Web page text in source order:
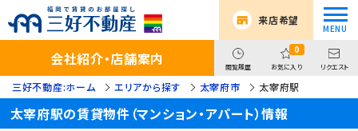
来店希望
会社紹介・店舗案内 閲覧履歴
0
お気に入り リクエスト
三好不動産:ホーム エリアから探す 太宰府市 太宰府駅
太宰府駅の賃貸物件（マンション・アパート）情報